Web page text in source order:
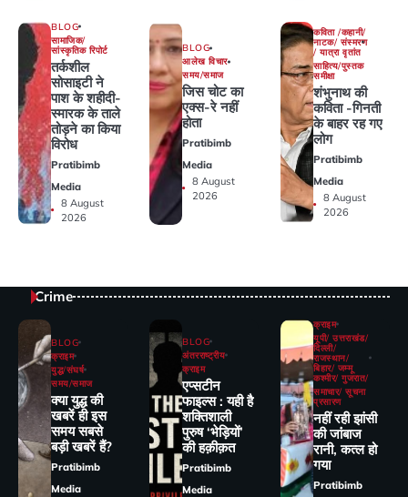
BLOG
सामाजिक/
सांस्कृतिक रिपोर्ट
तर्कशील
सोसाइटी ने
पाश के शहीदी-
स्मारक के ताले
तोड़ने का किया
विरोध
Pratibimb
Media
8 August
2026
BLOG
आलेख विचार
समय/समाज
जिस चोट का
एक्स-रे नहीं
होता
Pratibimb
Media
8 August
2026
कविता /कहानी/
नाटक/ संस्मरण
/ यात्रा वृतांत
साहित्य/पुस्तक
समीक्षा
शंभुनाथ की
कविता -गिनती
के बाहर रह गए
लोग
Pratibimb
Media
8 August
2026
Crime
BLOG
क्राइम
युद्ध/संघर्ष
समय/समाज
क्या युद्ध की
खबरें ही इस
समय सबसे
बड़ी खबरें हैं?
Pratibimb
Media
BLOG
अंतरराष्ट्रीय
क्राइम
एप्सटीन
फाइल्स : यही है
शक्तिशाली
पुरुष ‘भेड़ियों’
की हक़ीक़त
Pratibimb
Media
क्राइम
यूपी/ उत्तराखंड/
दिल्ली/
राजस्थान/
बिहार/ जम्मू
कश्मीर/ गुजरात/
समाचार/ सूचना
प्रसारण
नहीं रही झांसी
की जांंबाज
रानी, कत्‍ल हो
गया
Pratibimb